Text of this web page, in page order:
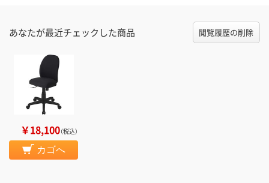
あなたが最近チェックした商品 閲覧履歴の削除
￥18,100（税込）
カゴへ